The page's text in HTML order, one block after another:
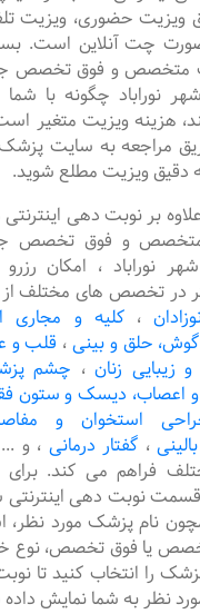
ویزیت حضوری، ویزیت
چت آنلاین است.
متخصص و فوق تخصص
نوراباد چگونه با شما
هزینه ویزیت متغیر
مراجعه به سایت
دقیق ویزیت مطلع شوید.
بر نوبت دهی
متخصص و فوق تخصص
نوراباد ، امکان
در تخصص های مختلف
،کلیه و مجاری
گوش، حلق و بینی ، قلب و
و زیبایی زنان ، چشم
اعصاب، دیسک و ستون
استخوان و
، گفتار درمانی ، و
فراهم می کند. برای
نوبت دهی
نام پزشک مورد نظر،
یا فوق تخصص، نوع
را انتخاب کنید تا
نظر به شما نمایش